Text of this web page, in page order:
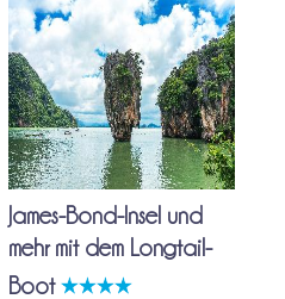
James-Bond-Insel und
mehr mit dem Longtail-
Boot